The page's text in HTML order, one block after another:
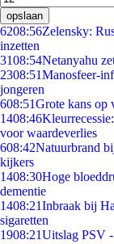
opslaan
6208:56Zelensky:
inzetten
3108:54Netanyahu
2308:51Manosfeer-
jongeren
608:51Grote kans op
1408:46
voor waardeverlies
608:42Natuurbrand
kijkers
1408:30Hoge
dementie
1408:21Inbraak bij
sigaretten
1908:21Uitslag PSV